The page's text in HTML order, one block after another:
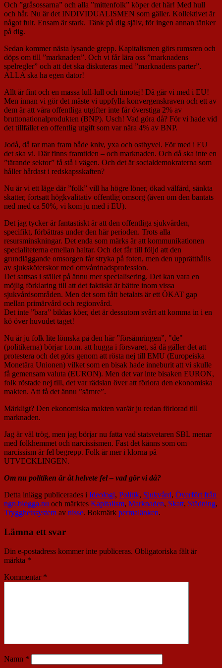
Och ”gråsossarna” och alla ”mittenfolk” köper det här! Med hull
och hår. Nu är det INDIVIDUALISMEN som gäller. Kollektivet är
något fult. Ensam är stark. Tänk på dig själv, för ingen annan tänker
på dig.
Sedan kommer nästa lysande grepp. Kapitalismen görs rumsren och
döps om till ”marknaden”. Och vi får lära oss ”marknadens
spelregler” och att det ska diskuteras med ”marknadens parter”.
ALLA ska ha egen dator!
Allt är fint och en massa lull-lull och timotej! Då går vi med i EU!
Men innan vi gör det måste vi uppfylla konvergenskraven och ett av
dem är att våra offentliga utgifter inte får överstiga 2% av
bruttonationalprodukten (BNP). Usch! Vad göra då? För vi hade vid
det tillfället en offentlig utgift som var nära 4% av BNP.
Jodå, då tar man fram både kniv, yxa och osthyvel. För med i EU
det ska vi. Där finns framtiden – och marknaden. Och då ska inte en
”tärande sektor” få stå i vägen. Och det är socialdemokraterna som
håller hårdast i redskapsskaften?
Nu är vi ett läge där ”folk” vill ha högre löner, ökad välfärd, sänkta
skatter, fortsatt högkvalitativ offentlig omsorg (även om den bantats
ned med ca 50%, vi kom ju med i EU).
Det jag tycker är fantastiskt är att den offentliga sjukvården,
specifikt, förbättras under den här perioden. Trots alla
resursminskningar. Det enda som märks är att kommunikationen
specialiteterna emellan haltar. Och det får till följd att den
grundläggande omsorgen får stryka på foten, men den upprätthålls
av sjuksköterskor med omvårdnadsprofession.
Det sattsas i stället på ännu mer specialisering. Det kan vara en
möjlig förklaring till att det faktiskt är bättre inom vissa
sjukvårdsområden. Men det som fått betalats är ett ÖKAT gap
mellan primärvård och regionvård.
Det inte ”bara” bildas köer, det är dessutom svårt att komma in i en
kö över huvudet taget!
Nu är ju folk lite lömska på den här ”försämringen”, "de"
(politikerna) börjar t.o.m. att hugga i försvaret, så då gäller det att
protestera och det görs genom att rösta nej till EMU (Europeiska
Monetära Unionen) vilket som en bisak hade inneburit att vi skulle
få gemensam valuta (EURON). Men det var inte bisaken EURON,
folk röstade nej till, det var rädslan över att förlora den ekonomiska
makten. Att få det ännu ”sämre”.
Märkligt? Den ekonomiska makten var/är ju redan förlorad till
marknaden.
Jag är väl trög, men jag börjar nu fatta vad statsvetaren SBL menar
med folkhemmet och narcissismen. Fast det känns som om
narcissism är fel begrepp. Folk är mer i klorna på
UTVECKLINGEN.
Om nu politiken är åt helvete fel – vad gör vi då?
Detta inlägg publicerades i Ideologi, Politik, Sjukvård, Överfört från
ngn.blogga.nu och märktes Kapitalism, Marknaden, Skatt, Städning,
Trygghetssystem av nisse. Bokmärk permalänken.
Lämna ett svar
Din e-postadress kommer inte publiceras. Obligatoriska fält är
märkta *
Kommentar *
Namn *